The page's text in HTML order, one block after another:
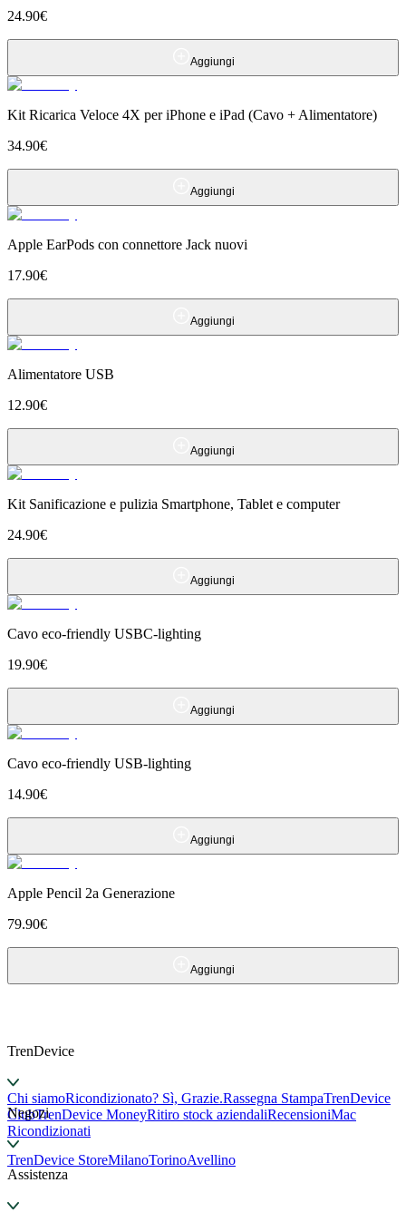
24.90€
Aggiungi
Kit Ricarica Veloce 4X per iPhone e iPad (Cavo + Alimentatore)
34.90€
Aggiungi
Apple EarPods con connettore Jack nuovi
17.90€
Aggiungi
Alimentatore USB
12.90€
Aggiungi
Kit Sanificazione e pulizia Smartphone, Tablet e computer
24.90€
Aggiungi
Cavo eco-friendly USBC-lighting
19.90€
Aggiungi
Cavo eco-friendly USB-lighting
14.90€
Aggiungi
Apple Pencil 2a Generazione
79.90€
Aggiungi
TrenDevice
Chi siamoRicondizionato? Sì, Grazie.Rassegna StampaTrenDevice
ClubTrenDevice MoneyRitiro stock aziendaliRecensioniMac
Ricondizionati
Negozi
TrenDevice StoreMilanoTorinoAvellino
Assistenza